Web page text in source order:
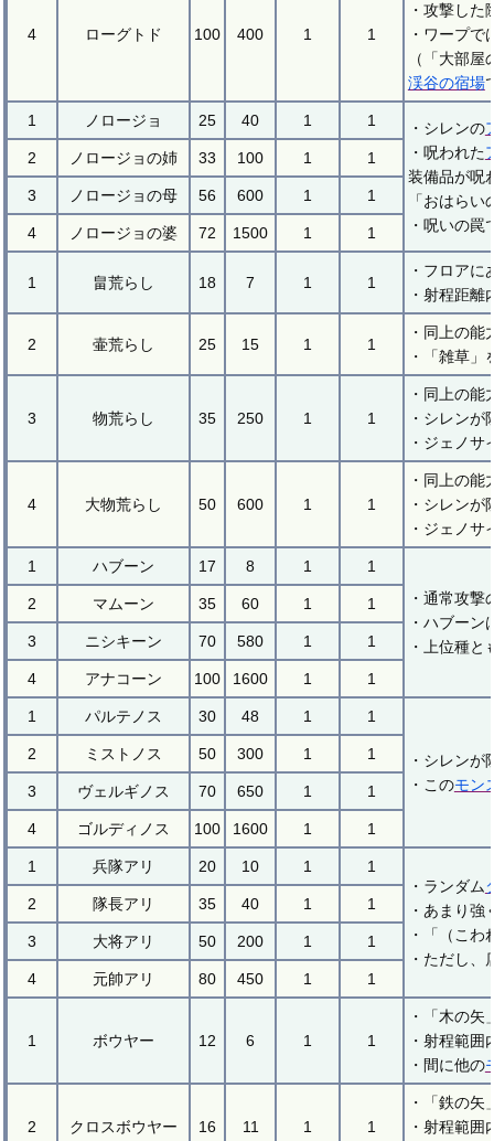
4 ローグトド 100 400 1 1
・攻撃した
・ワープ
（「大部
渓谷の宿場
1 ノロージョ 25 40 1 1 ・シレンの
・呪われた
装備品が呪
「おはら
・呪いの罠
2 ノロージョの姉 33 100 1 1
3 ノロージョの母 56 600 1 1
4 ノロージョの婆 72 1500 1 1
1 畠荒らし 18 7 1 1
・フロアに
・射程距
2 壷荒らし 25 15 1 1
・同上の能
・「雑草
3 物荒らし 35 250 1 1
・同上の能
・シレン
・ジェノ
4 大物荒らし 50 600 1 1
・同上の能
・シレン
・ジェノ
1 ハブーン 17 8 1
1
・通常攻撃
・ハブー
・上位種と
2 マムーン 35 60 1 1
3 ニシキーン 70 580 1 1
4 アナコーン 100 1600 1 1
1 パルテノス 30 48 1 1
・シレン
・このモン
2 ミストノス 50 300 1 1
3 ヴェルギノス 70 650 1 1
4 ゴルディノス 100 1600 1 1
1 兵隊アリ 20 10 1
1
・ランダム
・あまり
・「（こ
・ただし
2 隊長アリ 35 40 1 1
3 大将アリ 50 200 1 1
4 元帥アリ 80 450 1 1
1 ボウヤー 12 6 1 1
・「木の矢
・射程範
・間に他の
2 クロスボウヤー 16 11 1 1
・「鉄の矢
・射程範